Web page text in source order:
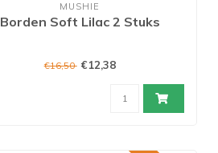
MUSHIE
Borden Soft Lilac 2 Stuks
€16,50 €12,38